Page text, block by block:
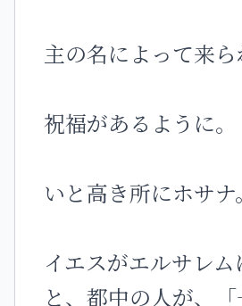
主の名によって来
祝福があるように。
いと高き所にホサナ
イエスがエルサレ
と、都中の人が、